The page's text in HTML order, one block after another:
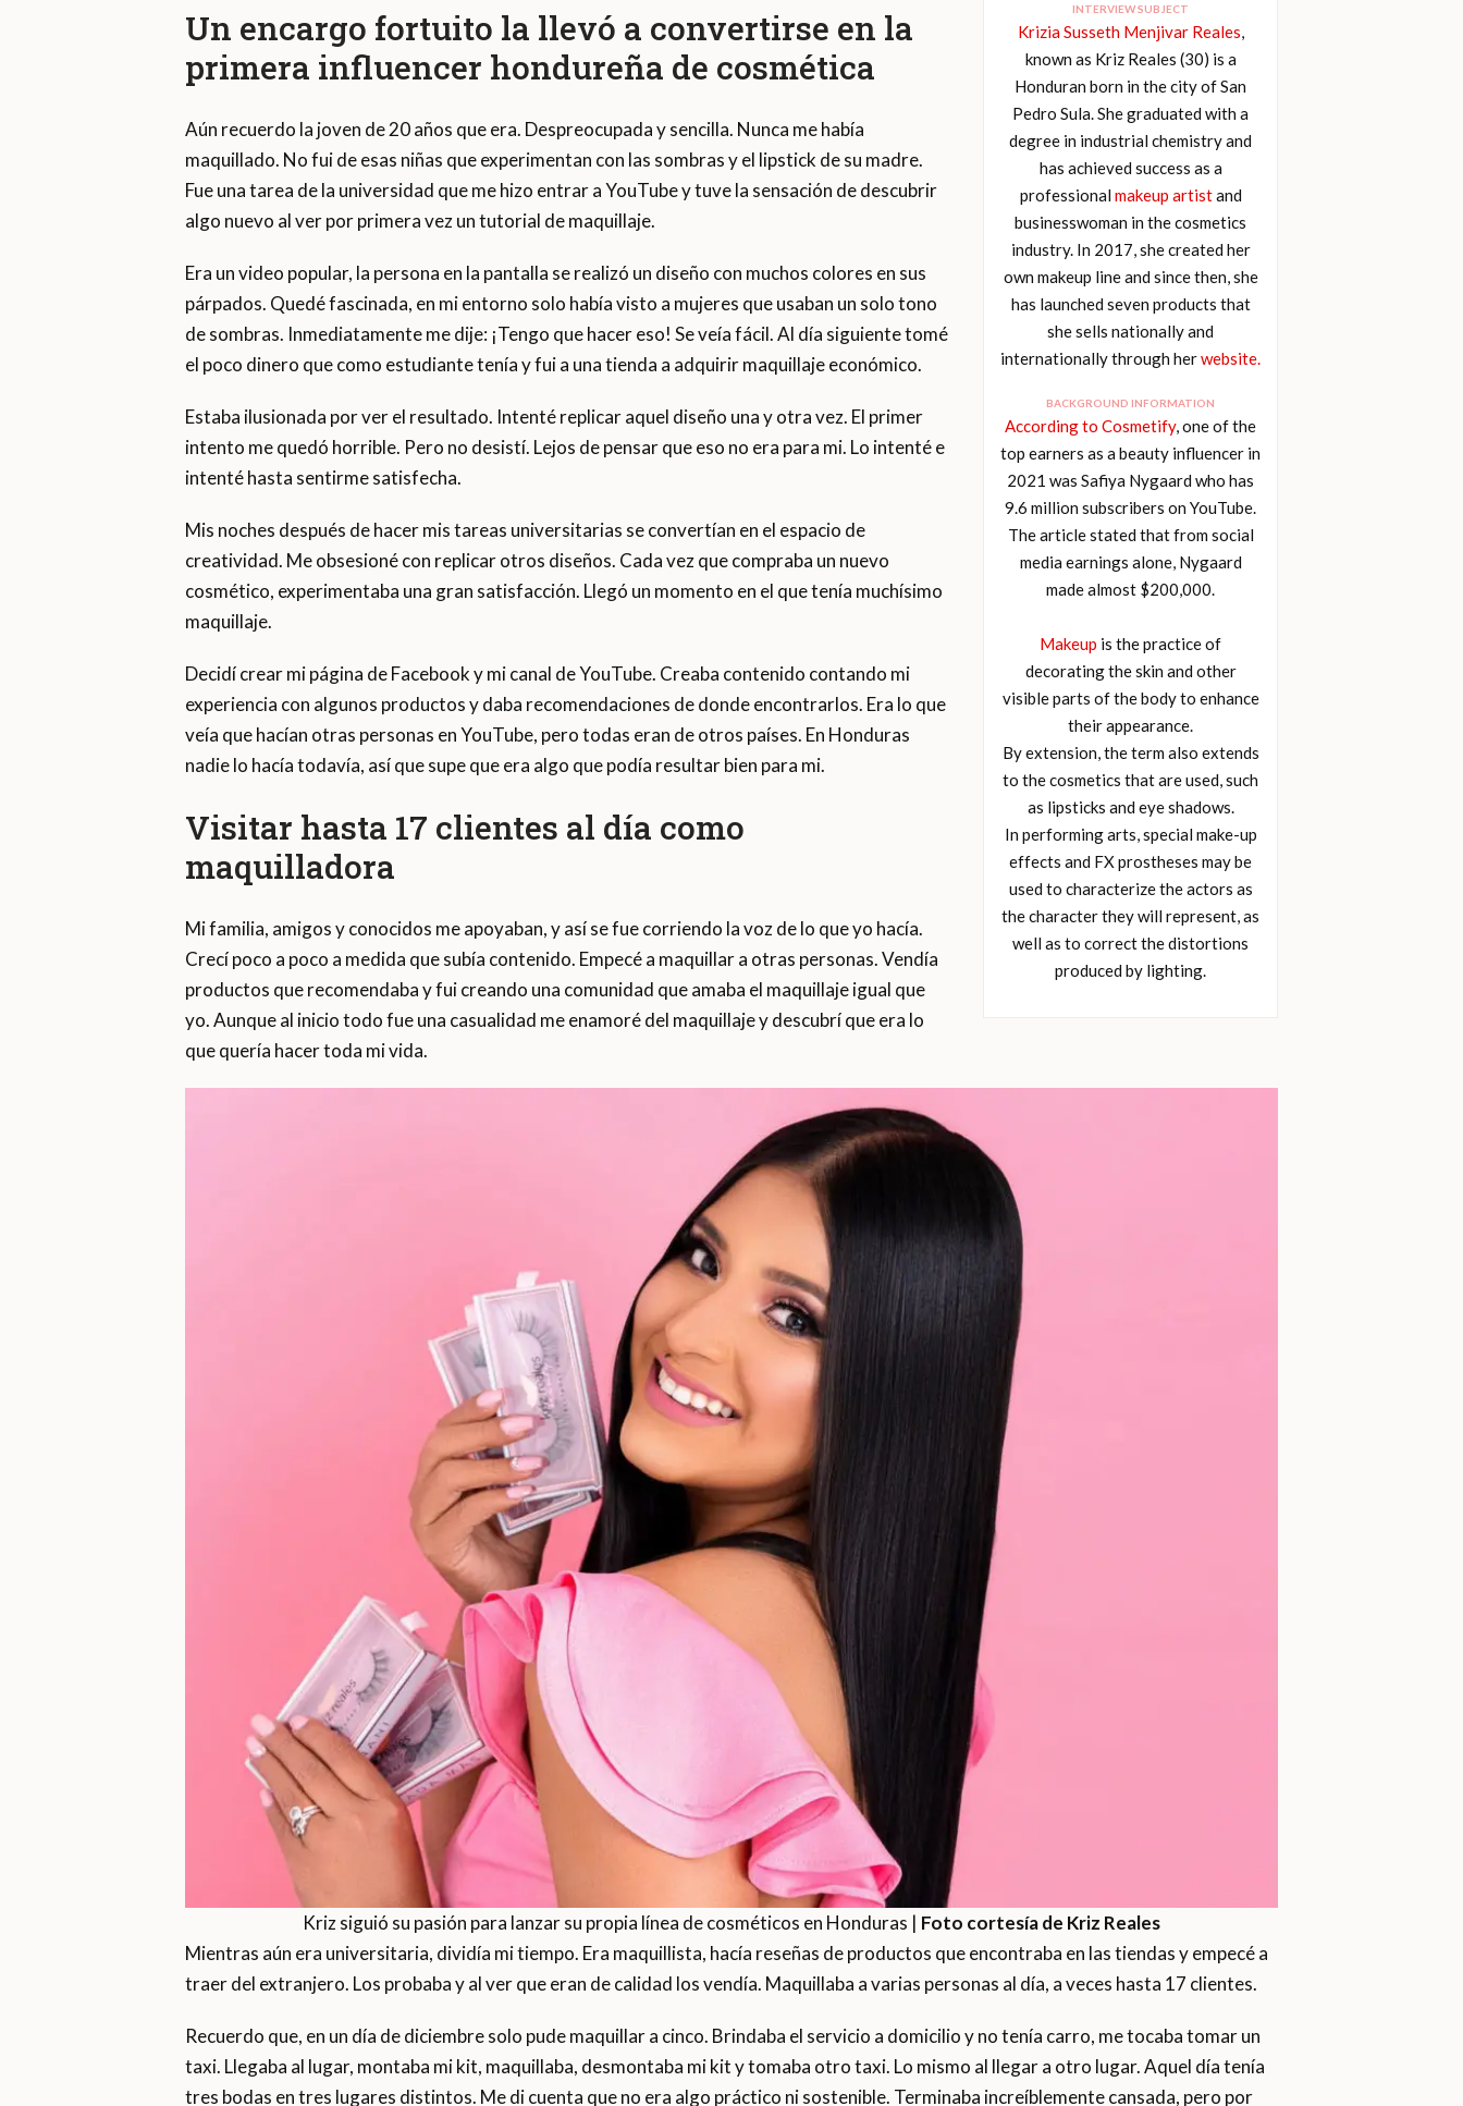
INTERVIEW SUBJECT
Krizia Susseth Menjivar Reales,
known as Kriz Reales (30) is a
Honduran born in the city of San
Pedro Sula. She graduated with a
degree in industrial chemistry and
has achieved success as a
professional makeup artistand
businesswoman in the cosmetics
industry. In 2017, she created her
own makeup line and since then, she
has launched seven products that
she sells nationally and
internationally through herwebsite.
BACKGROUND INFORMATION
According to Cosmetify, one of the
top earners as a beauty influencer in
2021 was Safiya Nygaard who has
9.6 million subscribers on YouTube.
The article stated that from social
media earnings alone, Nygaard
made almost $200,000.
Makeup is the practice of
decorating the skin and other
visible parts of the body to enhance
their appearance.
By extension, the term also extends
to the cosmetics that are used, such
as lipsticks and eye shadows.
In performing arts, special make-up
effects and FX prostheses may be
used to characterize the actors as
the character they will represent, as
well as to correct the distortions
produced by lighting.
Un encargo fortuito la llevó a convertirse en la
primera influencer hondureña de cosmética
Aún recuerdo la joven de 20 años que era. Despreocupada y sencilla. Nunca me había
maquillado. No fui de esas niñas que experimentan con las sombras y el lipstick de su madre.
Fue una tarea de la universidad que me hizo entrar a YouTube y tuve la sensación de descubrir
algo nuevo al ver por primera vez un tutorial de maquillaje.
Era un video popular, la persona en la pantalla se realizó un diseño con muchos colores en sus
párpados. Quedé fascinada, en mi entorno solo había visto a mujeres que usaban un solo tono
de sombras. Inmediatamente me dije: ¡Tengo que hacer eso! Se veía fácil. Al día siguiente tomé
el poco dinero que como estudiante tenía y fui a una tienda a adquirir maquillaje económico.
Estaba ilusionada por ver el resultado. Intenté replicar aquel diseño una y otra vez. El primer
intento me quedó horrible. Pero no desistí. Lejos de pensar que eso no era para mi. Lo intenté e
intenté hasta sentirme satisfecha.
Mis noches después de hacer mis tareas universitarias se convertían en el espacio de
creatividad. Me obsesioné con replicar otros diseños. Cada vez que compraba un nuevo
cosmético, experimentaba una gran satisfacción. Llegó un momento en el que tenía muchísimo
maquillaje.
Decidí crear mi página de Facebook y mi canal de YouTube. Creaba contenido contando mi
experiencia con algunos productos y daba recomendaciones de donde encontrarlos. Era lo que
veía que hacían otras personas en YouTube, pero todas eran de otros países. En Honduras
nadie lo hacía todavía, así que supe que era algo que podía resultar bien para mi.
Visitar hasta 17 clientes al día como
maquilladora
Mi familia, amigos y conocidos me apoyaban, y así se fue corriendo la voz de lo que yo hacía.
Crecí poco a poco a medida que subía contenido. Empecé a maquillar a otras personas. Vendía
productos que recomendaba y fui creando una comunidad que amaba el maquillaje igual que
yo. Aunque al inicio todo fue una casualidad me enamoré del maquillaje y descubrí que era lo
que quería hacer toda mi vida.
Kriz siguió su pasión para lanzar su propia línea de cosméticos en Honduras | Foto cortesía de Kriz Reales
Mientras aún era universitaria, dividía mi tiempo. Era maquillista, hacía reseñas de productos que encontraba en las tiendas y empecé a
traer del extranjero. Los probaba y al ver que eran de calidad los vendía. Maquillaba a varias personas al día, a veces hasta 17 clientes.
Recuerdo que, en un día de diciembre solo pude maquillar a cinco. Brindaba el servicio a domicilio y no tenía carro, me tocaba tomar un
taxi. Llegaba al lugar, montaba mi kit, maquillaba, desmontaba mi kit y tomaba otro taxi. Lo mismo al llegar a otro lugar. Aquel día tenía
tres bodas en tres lugares distintos. Me di cuenta que no era algo práctico ni sostenible. Terminaba increíblemente cansada, pero por